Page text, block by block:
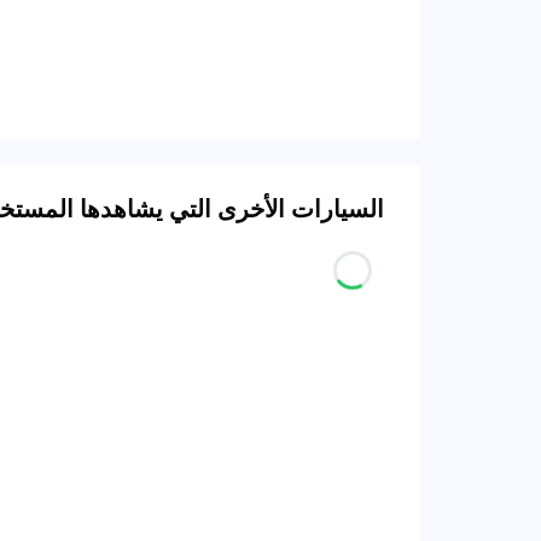
السيارات الأخرى التي يشاهدها